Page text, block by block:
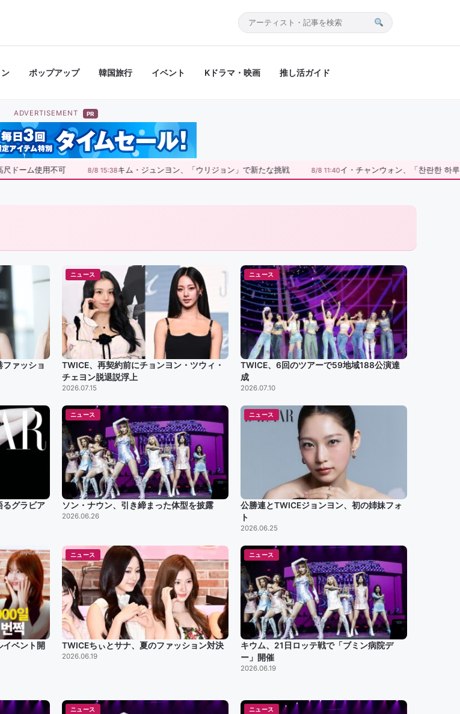
サ
内
ポップアップ 韓国旅行 イベント Kドラマ・映画 推し活ガイド
ADVERTISEMENT PR
ーム使用不可 8/8 15:38キム・ジュンヨン、「ウリジョン」で新たな挑戦 8/8 11:40イ・チャンウォン、「찬란한 하루」
ァッショ
ニュース
TWICE、再契約前にチョンヨン・ツウィ・
チェヨン脱退説浮上
2026.07.15
ニュース
TWICE、6回のツアーで59地域188公演達
成
2026.07.10
るグラビア
ニュース
ソン・ナウン、引き締まった体型を披露
2026.06.26
ニュース
公勝連とTWICEジョンヨン、初の姉妹フォ
ト
2026.06.25
ベント開
ニュース
TWICEちぃとサナ、夏のファッション対決
2026.06.19
ニュース
キウム、21日ロッテ戦で「ブミン病院デ
ー」開催
2026.06.19
ニュース ニュース